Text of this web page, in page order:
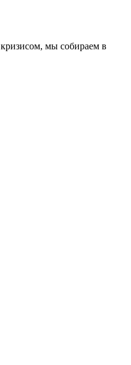
мы собираем в